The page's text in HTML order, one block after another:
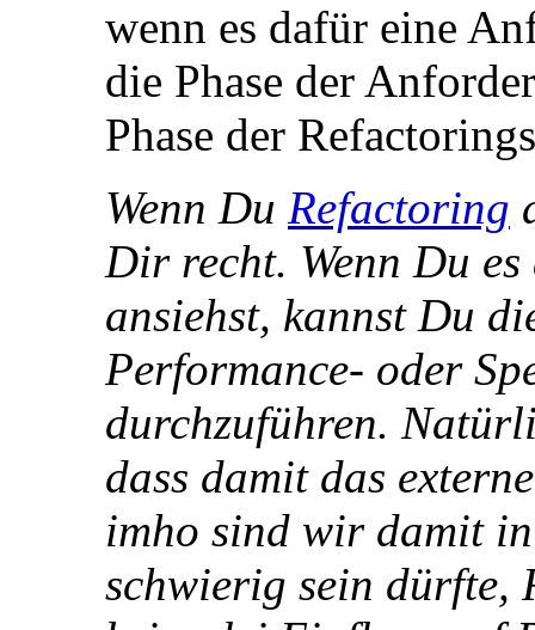
wenn es dafür eine
die Phase der
Phase der
Wenn Du Refactoring
Dir recht. Wenn Du
ansiehst, kannst Du
Performance- oder
durchzuführen.
dass damit das
imho sind wir damit
schwierig sein dürfte,